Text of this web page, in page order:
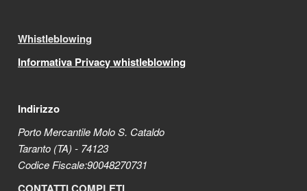
Whistleblowing
Informativa Privacy whistleblowing
Indirizzo
Porto Mercantile Molo S. Cataldo
Taranto (TA) - 74123
Codice Fiscale:90048270731